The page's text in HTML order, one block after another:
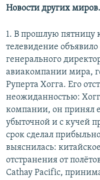
Новости других
1. В прошлую пятницу
телевидение объявило
генерального
авиакомпании мира,
Руперта Хогга. Его
неожиданностью:
компании, он принял
убыточной и с кучей
срок сделал
выяснилась:
отстранения от
Cathay Pacific,